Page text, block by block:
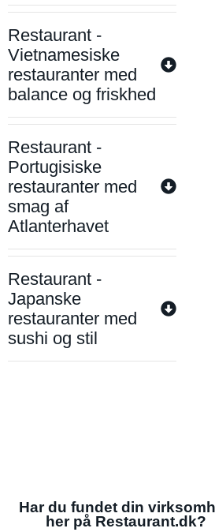
Restaurant -
Vietnamesiske
restauranter med
balance og friskhed
Restaurant -
Portugisiske
restauranter med
smag af
Atlanterhavet
Restaurant -
Japanske
restauranter med
sushi og stil
Har du fundet din
her på Restaurant.dk?